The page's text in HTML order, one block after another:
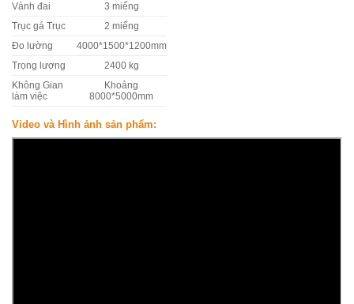
Vành đai 3 miếng
Trục gá Trục 2 miếng
Đo lường 4000*1500*1200mm
Trọng lượng 2400 kg
Không Gian
làm việc
Khoảng
8000*5000mm
Video và Hình ảnh sản phẩm: